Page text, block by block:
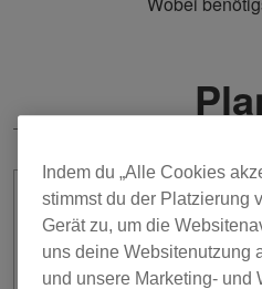
Kann ich mein
rekordbox for iOS (ver.
starten/kündigen?
Indem du „Alle Cookies
stimmst du der Platzierung
Gerät zu, um die
uns deine Websitenutzung
und unsere Marketing- und